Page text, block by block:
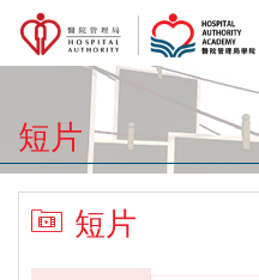
短片
短片